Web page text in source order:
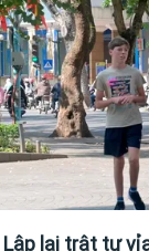
Lập lại trật tự vỉa hè ở